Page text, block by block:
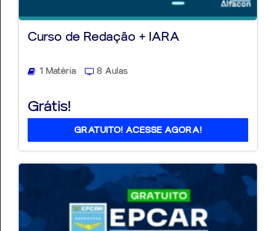
Curso de Redação + IARA
1 Matéria 8 Aulas
Grátis!
GRATUITO! ACESSE AGORA!